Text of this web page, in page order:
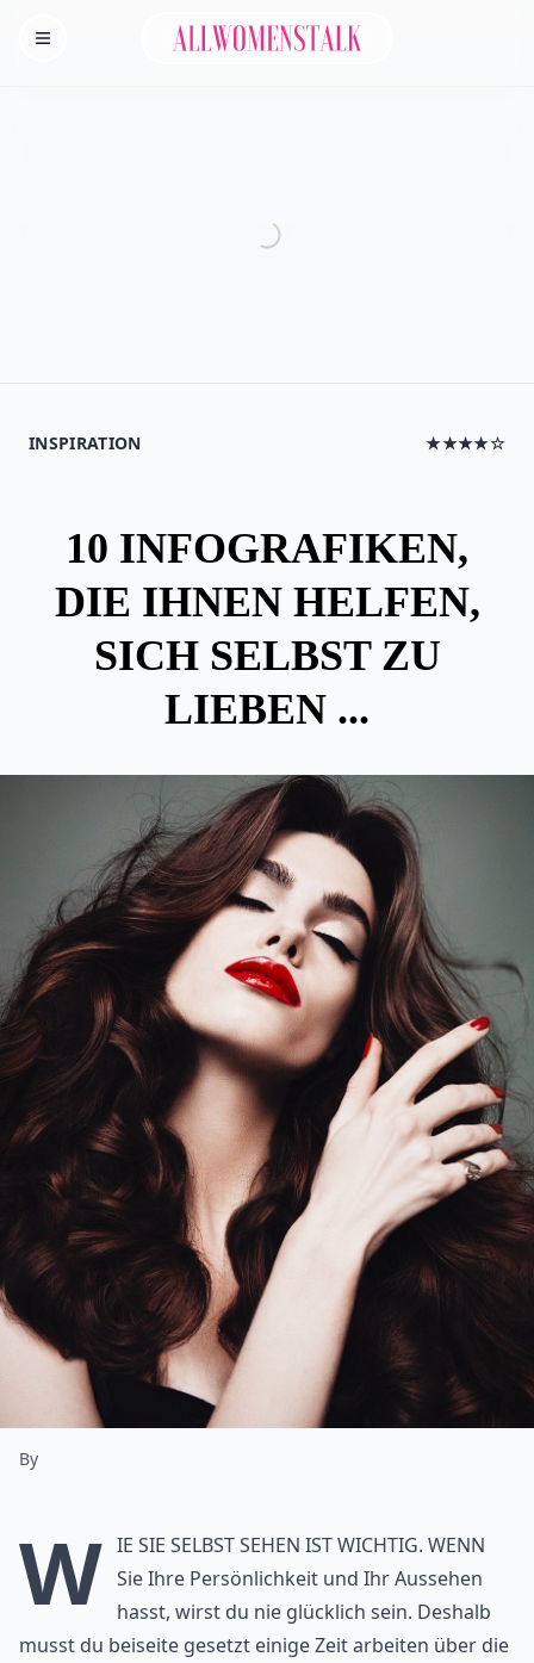
Homepage
Allwomenstalk
INSPIRATION ★★★★☆
10 INFOGRAFIKEN,
DIE IHNEN HELFEN,
SICH SELBST ZU
LIEBEN ...
By
W ie Sie selbst sehen ist wichtig. Wenn
Sie Ihre Persönlichkeit und Ihr Aussehen
hasst, wirst du nie glücklich sein. Deshalb
musst du beiseite gesetzt einige Zeit arbeiten über die